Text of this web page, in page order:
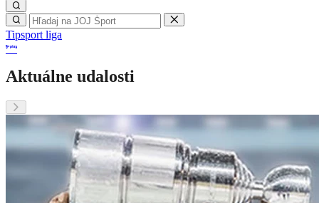
Tipsport liga
Aktuálne udalosti